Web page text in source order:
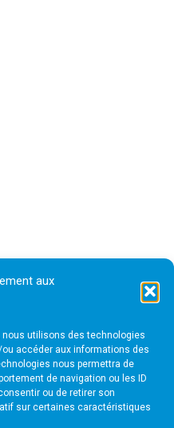
aux
nous utilisons des technologies
accéder aux informations des
nous permettra de
de navigation ou les ID
ou de retirer son
sur certaines caractéristiques